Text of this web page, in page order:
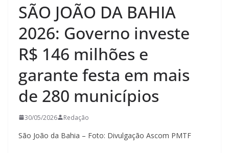
SÃO JOÃO DA BAHIA
2026: Governo investe
R$ 146 milhões e
garante festa em mais
de 280 municípios
30/05/2026 Redação
São João da Bahia – Foto: Divulgação Ascom PMTF